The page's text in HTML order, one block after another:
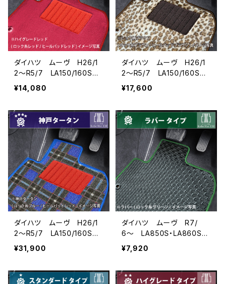
ダイハツ ムーヴ H26/1
2〜R5/7 LA150/160S
フロアマット一式 カーマッ
ト ハイグレードタイプ
¥14,080
ダイハツ ムーヴ H26/1
2〜R5/7 LA150/160S
フロアマット一式 カーマッ
ト スペシャルタイプ
¥17,600
ダイハツ ムーヴ H26/1
2〜R5/7 LA150/160S
フロアマット一式 カーマッ
ト 神戸タータン 特別受
¥31,900
ダイハツ ムーヴ R7/
6〜 LA850S・LA860S
フロアマット一式 カーマッ
ト 防水 ラバータイプ
¥7,920